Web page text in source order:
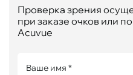
Проверка зрения
при заказе очков или
Acuvue
Ваше имя *